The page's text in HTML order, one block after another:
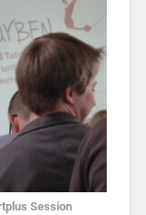
Session